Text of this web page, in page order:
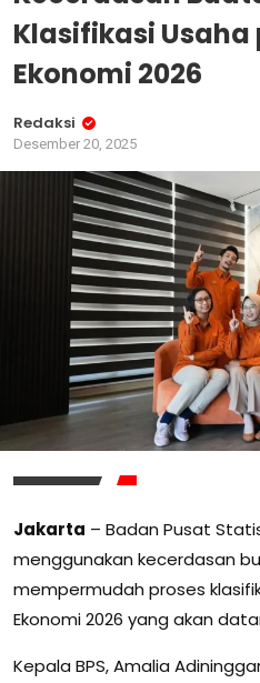
Klasifikasi Usaha
Ekonomi 2026
Redaksi
Desember 20, 2025
Jakarta – Badan Pusat
menggunakan kecerdasan
mempermudah proses
Ekonomi 2026 yang akan
Kepala BPS, Amalia